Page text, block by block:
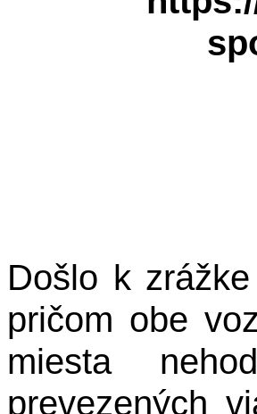
Došlo k
pričom obe
miesta
prevezených